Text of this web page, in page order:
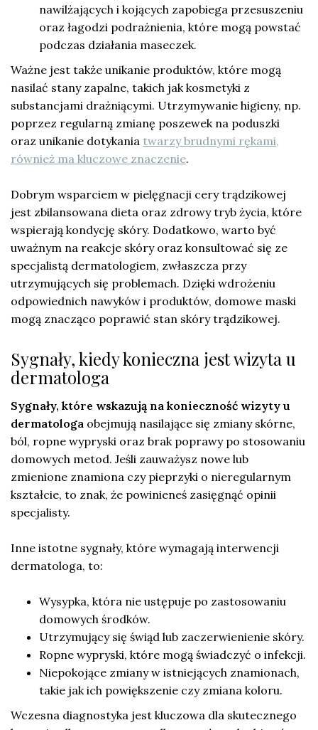
nawilżających i kojących zapobiega przesuszeniu
oraz łagodzi podrażnienia, które mogą powstać
podczas działania maseczek.
Ważne jest także unikanie produktów, które mogą
nasilać stany zapalne, takich jak kosmetyki z
substancjami drażniącymi. Utrzymywanie higieny, np.
poprzez regularną zmianę poszewek na poduszki
oraz unikanie dotykania twarzy brudnymi rękami,
również ma kluczowe znaczenie.
Dobrym wsparciem w pielęgnacji cery trądzikowej
jest zbilansowana dieta oraz zdrowy tryb życia, które
wspierają kondycję skóry. Dodatkowo, warto być
uważnym na reakcje skóry oraz konsultować się ze
specjalistą dermatologiem, zwłaszcza przy
utrzymujących się problemach. Dzięki wdrożeniu
odpowiednich nawyków i produktów, domowe maski
mogą znacząco poprawić stan skóry trądzikowej.
Sygnały, kiedy konieczna jest wizyta u
dermatologa
Sygnały, które wskazują na konieczność wizyty u
dermatologa obejmują nasilające się zmiany skórne,
ból, ropne wypryski oraz brak poprawy po stosowaniu
domowych metod. Jeśli zauważysz nowe lub
zmienione znamiona czy pieprzyki o nieregularnym
kształcie, to znak, że powinieneś zasięgnąć opinii
specjalisty.
Inne istotne sygnały, które wymagają interwencji
dermatologa, to:
Wysypka, która nie ustępuje po zastosowaniu
domowych środków.
Utrzymujący się świąd lub zaczerwienienie skóry.
Ropne wypryski, które mogą świadczyć o infekcji.
Niepokojące zmiany w istniejących znamionach,
takie jak ich powiększenie czy zmiana koloru.
Wczesna diagnostyka jest kluczowa dla skutecznego